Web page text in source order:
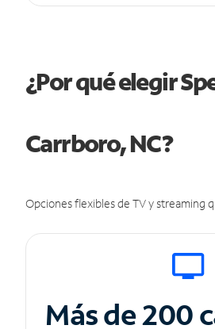
¿Por qué elegir
Carrboro, NC?
Opciones flexibles de TV y streaming
Más de 200